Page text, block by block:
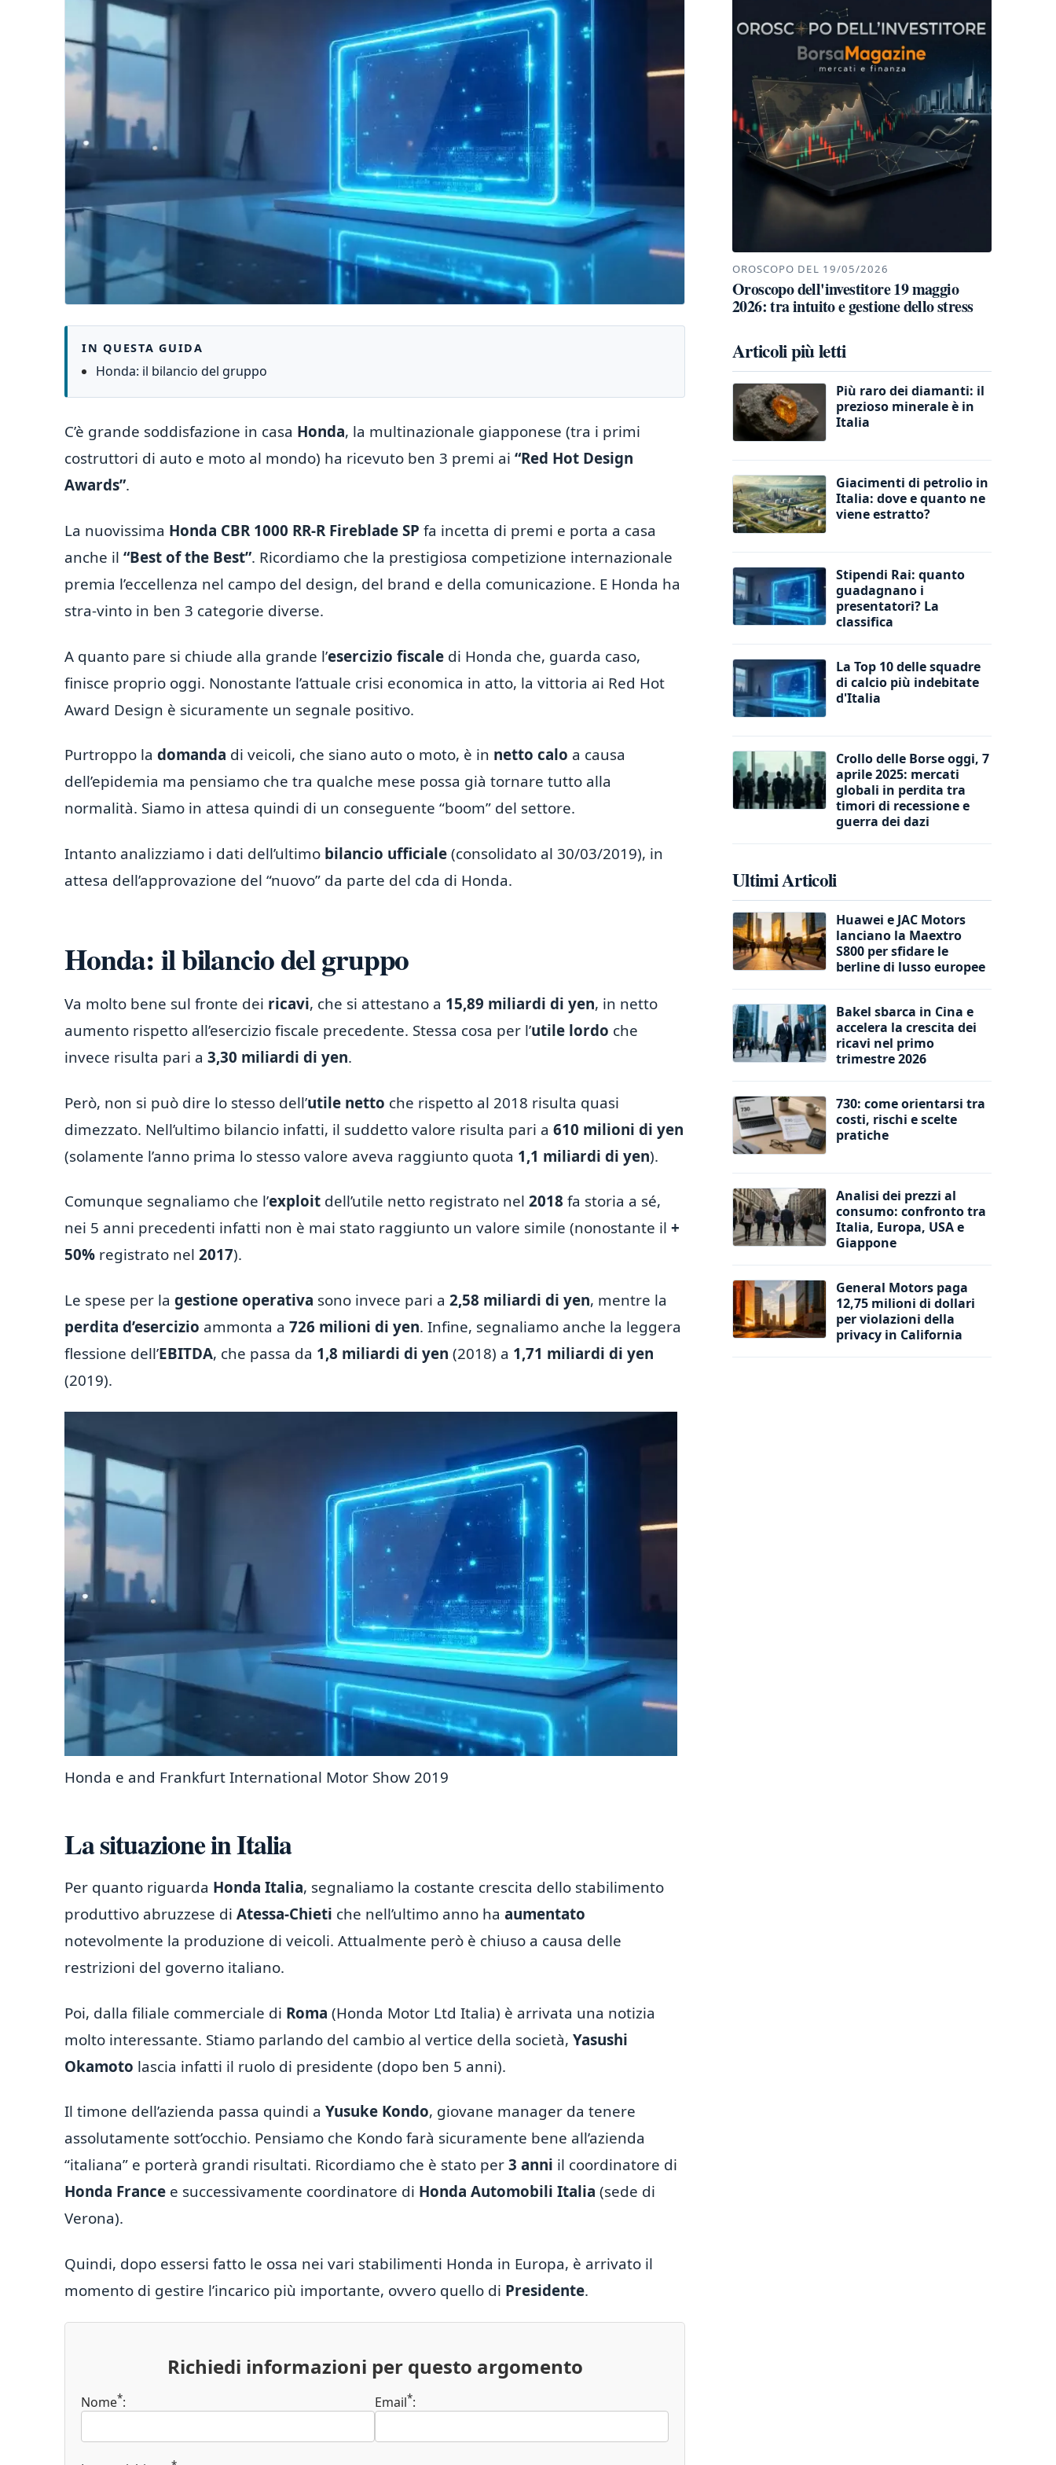
IN QUESTA GUIDA
Honda: il bilancio del gruppo
C’è grande soddisfazione in casa Honda, la multinazionale giapponese (tra i primi
costruttori di auto e moto al mondo) ha ricevuto ben 3 premi ai “Red Hot Design
Awards”.
La nuovissima Honda CBR 1000 RR-R Fireblade SP fa incetta di premi e porta a casa
anche il “Best of the Best”. Ricordiamo che la prestigiosa competizione internazionale
premia l’eccellenza nel campo del design, del brand e della comunicazione. E Honda ha
stra-vinto in ben 3 categorie diverse.
A quanto pare si chiude alla grande l’esercizio fiscale di Honda che, guarda caso,
finisce proprio oggi. Nonostante l’attuale crisi economica in atto, la vittoria ai Red Hot
Award Design è sicuramente un segnale positivo.
Purtroppo la domanda di veicoli, che siano auto o moto, è in netto calo a causa
dell’epidemia ma pensiamo che tra qualche mese possa già tornare tutto alla
normalità. Siamo in attesa quindi di un conseguente “boom” del settore.
Intanto analizziamo i dati dell’ultimo bilancio ufficiale(consolidato al 30/03/2019), in
attesa dell’approvazione del “nuovo” da parte del cda di Honda.
Honda: il bilancio del gruppo
Va molto bene sul fronte dei ricavi, che si attestano a 15,89 miliardi di yen, in netto
aumento rispetto all’esercizio fiscale precedente. Stessa cosa per l’utile lordo che
invece risulta pari a 3,30 miliardi di yen.
Però, non si può dire lo stesso dell’utile netto che rispetto al 2018 risulta quasi
dimezzato. Nell’ultimo bilancio infatti, il suddetto valore risulta pari a 610 milioni di yen
(solamente l’anno prima lo stesso valore aveva raggiunto quota 1,1 miliardi di yen).
Comunque segnaliamo che l’exploit dell’utile netto registrato nel 2018 fa storia a sé,
nei 5 anni precedenti infatti non è mai stato raggiunto un valore simile (nonostante il +
50% registrato nel 2017).
Le spese per la gestione operativa sono invece pari a 2,58 miliardi di yen, mentre la
perdita d’esercizio ammonta a 726 milioni di yen. Infine, segnaliamo anche la leggera
flessione dell’EBITDA, che passa da 1,8 miliardi di yen (2018) a 1,71 miliardi di yen
(2019).
Honda e and Frankfurt International Motor Show 2019
La situazione in Italia
Per quanto riguarda Honda Italia, segnaliamo la costante crescita dello stabilimento
produttivo abruzzese di Atessa-Chieti che nell’ultimo anno ha aumentato
notevolmente la produzione di veicoli. Attualmente però è chiuso a causa delle
restrizioni del governo italiano.
Poi, dalla filiale commerciale di Roma (Honda Motor Ltd Italia) è arrivata una notizia
molto interessante. Stiamo parlando del cambio al vertice della società, Yasushi
Okamoto lascia infatti il ruolo di presidente (dopo ben 5 anni).
Il timone dell’azienda passa quindi a Yusuke Kondo, giovane manager da tenere
assolutamente sott’occhio. Pensiamo che Kondo farà sicuramente bene all’azienda
“italiana” e porterà grandi risultati. Ricordiamo che è stato per3 anni il coordinatore di
Honda France e successivamente coordinatore di Honda Automobili Italia (sede di
Verona).
Quindi, dopo essersi fatto le ossa nei vari stabilimenti Honda in Europa, è arrivato il
momento di gestire l’incarico più importante, ovvero quello di Presidente.
Richiedi informazioni per questo argomento
Nome*: Email*:
OROSCOPO DEL 19/05/2026
Oroscopo dell'investitore 19 maggio
2026: tra intuito e gestione dello stress
Articoli più letti
Più raro dei diamanti: il
prezioso minerale è in
Italia
Giacimenti di petrolio in
Italia: dove e quanto ne
viene estratto?
Stipendi Rai: quanto
guadagnano i
presentatori? La
classifica
La Top 10 delle squadre
di calcio più indebitate
d'Italia
Crollo delle Borse oggi, 7
aprile 2025: mercati
globali in perdita tra
timori di recessione e
guerra dei dazi
Ultimi Articoli
Huawei e JAC Motors
lanciano la Maextro
S800 per sfidare le
berline di lusso europee
Bakel sbarca in Cina e
accelera la crescita dei
ricavi nel primo
trimestre 2026
730: come orientarsi tra
costi, rischi e scelte
pratiche
Analisi dei prezzi al
consumo: confronto tra
Italia, Europa, USA e
Giappone
General Motors paga
12,75 milioni di dollari
per violazioni della
privacy in California